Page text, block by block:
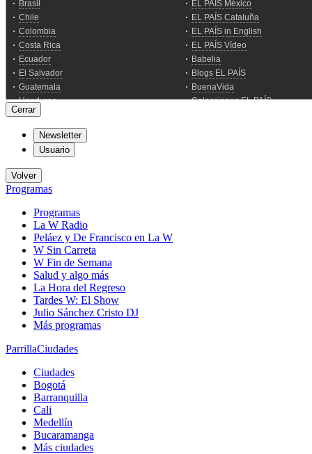
Cerrar
Newsletter
Usuario
Volver
Programas
Programas
La W Radio
Peláez y De Francisco en La W
W Sin Carreta
W Fin de Semana
Salud y algo más
La Hora del Regreso
Tardes W: El Show
Julio Sánchez Cristo DJ
Más programas
ParrillaCiudades
Ciudades
Bogotá
Barranquilla
Cali
Medellín
Bucaramanga
Más ciudades